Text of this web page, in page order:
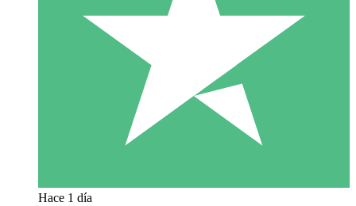
Hace 1 día